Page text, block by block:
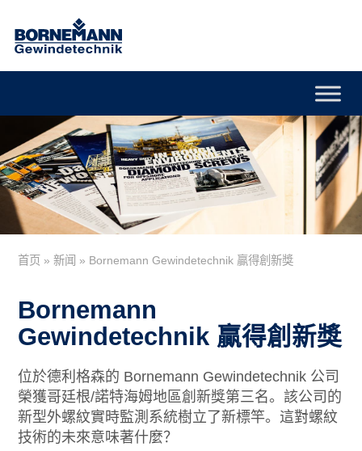
首页 »新闻 » Bornemann Gewindetechnik 贏得創新獎
Bornemann
Gewindetechnik 贏得創新獎
位於德利格森的 Bornemann Gewindetechnik 公司
榮獲哥廷根/諾特海姆地區創新獎第三名。該公司的
新型外螺紋實時監測系統樹立了新標竿。這對螺紋
技術的未來意味著什麼？